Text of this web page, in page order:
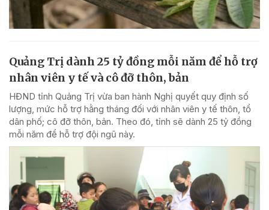
Quảng Trị dành 25 tỷ đồng mỗi năm để hỗ trợ
nhân viên y tế và cô đỡ thôn, bản
HĐND tỉnh Quảng Trị vừa ban hành Nghị quyết quy định số
lượng, mức hỗ trợ hằng tháng đối với nhân viên y tế thôn, tổ
dân phố; cô đỡ thôn, bản. Theo đó, tỉnh sẽ dành 25 tỷ đồng
mỗi năm để hỗ trợ đội ngũ này.